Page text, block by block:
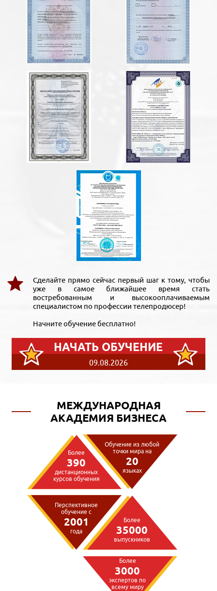
Сделайте прямо сейчас первый шаг к тому, чтобы
уже в самое ближайшее время стать
востребованным и высокооплачиваемым
специалистом по профессии телепродюсер!
Начните обучение бесплатно!
НАЧАТЬ ОБУЧЕНИЕ
09.08.2026
МЕЖДУНАРОДНАЯ
АКАДЕМИЯ БИЗНЕСА
Более
390
дистанционных
курсов обучения
Обучение из любой
точки мира на
20
языках
Более
3000
экспертов по
всему миру
Перспективное
обучение с
2001
года
Более
35000
выпускников